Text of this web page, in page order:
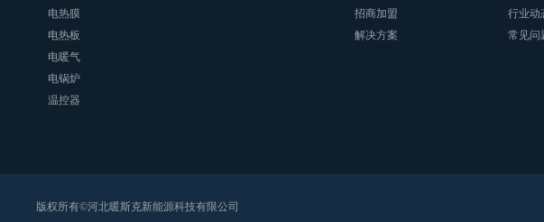
电热膜
电热板
电暖气
电锅炉
温控器
招商加盟
解决方案
行业动
常见问
版权所有©河北暖斯克新能源科技有限公司